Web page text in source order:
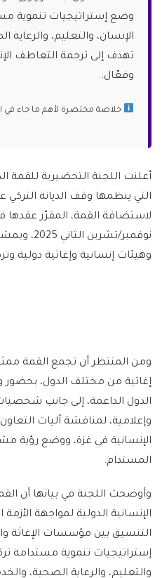
وضع إستراتيجيات تنموية
الإنسان، والتعليم،
تهدف إلى ترجمة التعاطف
وفعّال.
خلاصة مختصرة لأهم ما جاء في
أعلنت اللجنة التحضيرية للقمة
التي ينظمها وقف الديانة التركي
نوفمبر/
وهيئات إنسانية وإغاثية دولية
ومن المنتظر أن تجمع القمة
إغاثية من مختلف الدول، بحضور
الدول الداعمة، إلى جانب
وإعلامية، لمناقشة آليات
الإنسانية في غزة، ووضع رؤية
المستدام.
وأوضحت اللجنة في بيانها أن
الإنسانية الدولية لمواجهة
التنسيق بين مؤسسات الإغاثة
إستراتيجيات تنموية مستدامة
والتعليم، والرعاية الصحية،